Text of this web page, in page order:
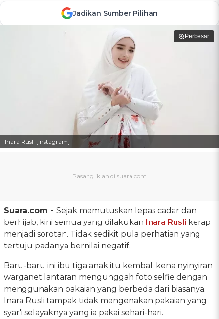
Jadikan Sumber Pilihan
Perbesar
Inara Rusli [Instagram]
Suara.com - Sejak memutuskan lepas cadar dan
berhijab, kini semua yang dilakukan Inara Rusli kerap
menjadi sorotan. Tidak sedikit pula perhatian yang
tertuju padanya bernilai negatif.
Baru-baru ini ibu tiga anak itu kembali kena nyinyiran
warganet lantaran mengunggah foto selfie dengan
menggunakan pakaian yang berbeda dari biasanya.
Inara Rusli tampak tidak mengenakan pakaian yang
syar'i selayaknya yang ia pakai sehari-hari.